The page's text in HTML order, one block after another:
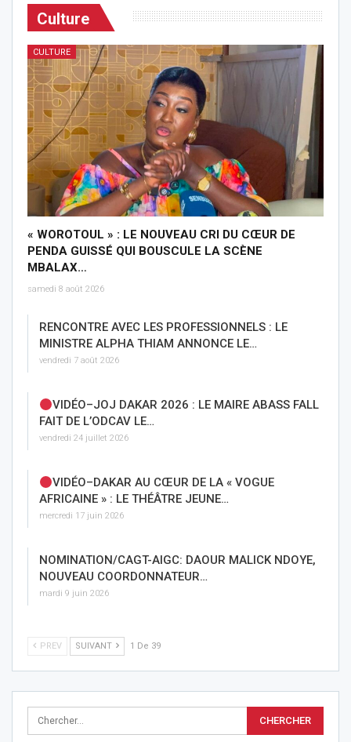
Culture
CULTURE
« WOROTOUL » : LE NOUVEAU CRI DU CŒUR DE
PENDA GUISSÉ QUI BOUSCULE LA SCÈNE
MBALAX…
samedi 8 août 2026
RENCONTRE AVEC LES PROFESSIONNELS : LE
MINISTRE ALPHA THIAM ANNONCE LE…
vendredi 7 août 2026
VIDÉO–JOJ DAKAR 2026 : LE MAIRE ABASS FALL
FAIT DE L’ODCAV LE…
vendredi 24 juillet 2026
VIDÉO–DAKAR AU CŒUR DE LA « VOGUE
AFRICAINE » : LE THÉÂTRE JEUNE…
mercredi 17 juin 2026
NOMINATION/CAGT-AIGC: DAOUR MALICK NDOYE,
NOUVEAU COORDONNATEUR…
mardi 9 juin 2026
PREV SUIVANT 1 De 39